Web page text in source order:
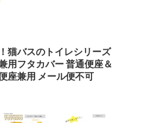
猫バスのトイレシリーズ
用フタカバー 普通便座＆
座兼用 メール便不可